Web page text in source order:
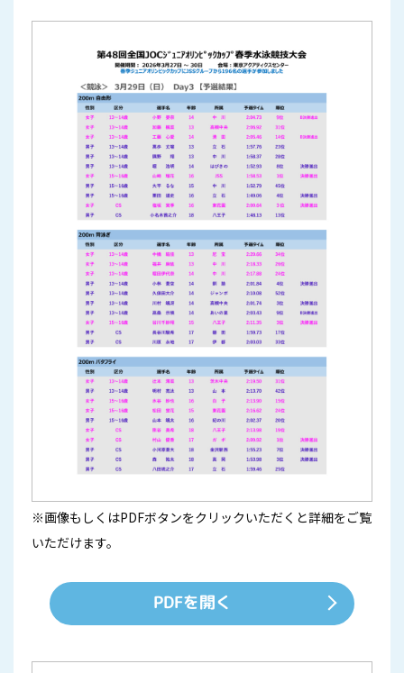
※画像もしくはPDFボタンをクリックいただくと詳細をご覧
いただけます。
PDFを開く